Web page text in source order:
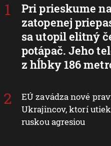
Pri prieskume
zatopenej
sa utopil elitný
potápač. Jeho
z hĺbky 186
EÚ zavádza nové
Ukrajincov, ktorí
ruskou agresiou